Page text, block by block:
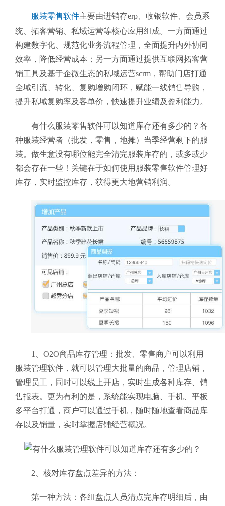
服装零售软件主要由进销存erp、收银软件、会员系
统、拓客营销、私域运营等核心应用组成。一方面通过
构建数字化、规范化业务流程管理，全面提升内外协同
效率，降低经营成本；另一方面通过提供互联网拓客营
销工具及基于企微生态的私域运营scrm，帮助门店打通
全域引流、转化、复购增购闭环，赋能一线销售导购，
提升私域复购率及客单价，快速提升业绩及盈利能力。
有什么服装零售软件可以知道库存还有多少的？各
种服装经营者（批发，零售，地摊）当季经营剩下的服
装。做生意没有哪位能完全清完服装库存的，或多或少
都会存在一些！关键在于如何使用服装零售软件管理好
库存，实时监控库存，获得更大地营销利润。
1、O2O商品库存管理：批发、零售商户可以利用
服装管理软件，就可以管理大批量的商品，管理店铺，
管理员工，同时可以线上开店，实时生成各种库存、销
售报表。更为有利的是，系统能实现电脑、手机、平板
多平台打通，商户可以通过手机，随时随地查看商品库
存以及销量，实时掌握店铺经营概况。
2、核对库存盘点差异的方法：
第一种方法：各组盘点人员清点完库存明细后，由